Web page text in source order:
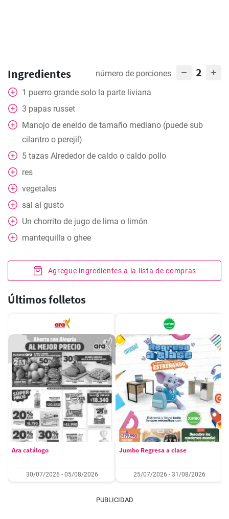
Ingredientes número de porciones 2
1 puerro grande solo la parte liviana
3 papas russet
Manojo de eneldo de tamaño mediano (puede sub
cilantro o perejil)
5 tazas Alrededor de caldo o caldo pollo
res
vegetales
sal al gusto
Un chorrito de jugo de lima o limón
mantequilla o ghee
Agregue ingredientes a la lista de compras
Últimos folletos
Ara catálogo
30/07/2026 - 05/08/2026
Jumbo Regresa a clase
25/07/2026 - 31/08/2026
PUBLICIDAD